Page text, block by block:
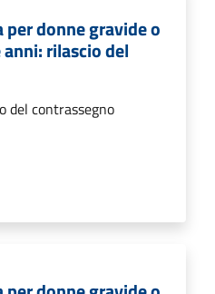
per donne gravide o
rilascio del
del contrassegno